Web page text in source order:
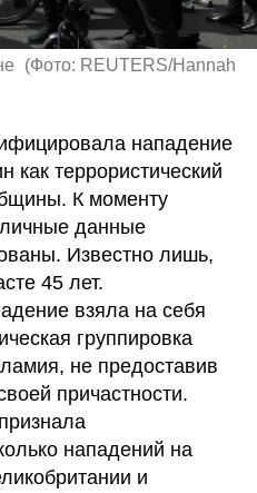
(Фото: REUTERS/Hannah
нападение
как террористический
К моменту
данные
Известно лишь,
45 лет.
взяла на себя
группировка
не предоставив
причастности.
нападений на
и